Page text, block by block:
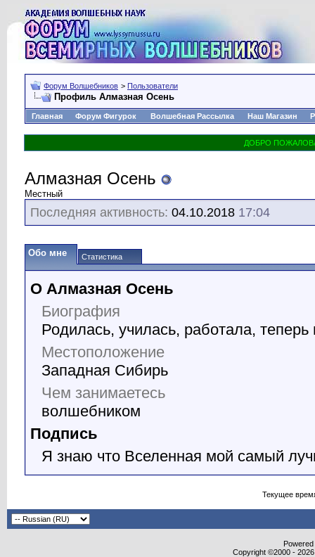
Форум Волшебников > Пользователи
Профиль Алмазная Осень
Главная Форум Фигурок Волшебная Рассылка Наш Магазин
Алмазная Осень
Местный
Последняя активность: 04.10.2018 17:04
Обо мне Статистика
О Алмазная Осень
Биография
Родилась, училась, работала,
Местоположение
Западная Сибирь
Чем занимаетесь
волшебником
Подпись
Я знаю что Вселенная мой самый
Текущее
Copyright ©2000 -